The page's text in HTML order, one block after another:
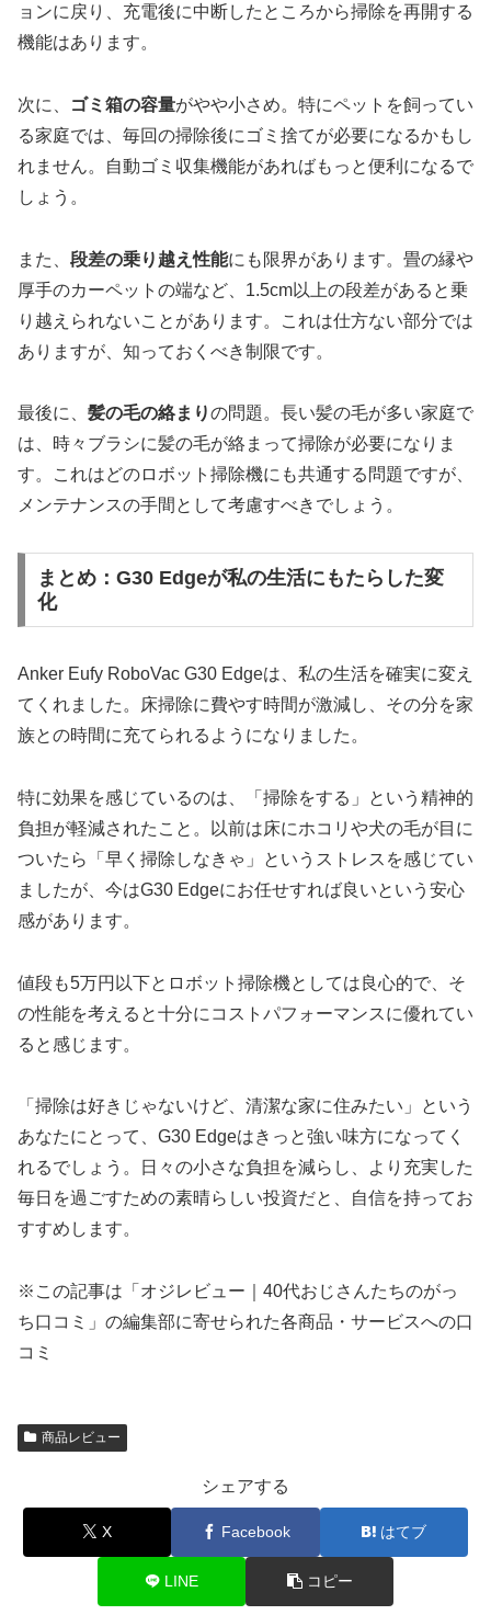
ョンに戻り、充電後に中断したところから掃除を再開する
機能はあります。
次に、 ゴミ箱の容量がやや小さめ。特にペットを飼ってい
る家庭では、毎回の掃除後にゴミ捨てが必要になるかもし
れません。自動ゴミ収集機能があればもっと便利になるで
しょう。
また、 段差の乗り越え性能にも限界があります。畳の縁や
厚手のカーペットの端など、1.5cm以上の段差があると乗
り越えられないことがあります。これは仕方ない部分では
ありますが、知っておくべき制限です。
最後に、 髪の毛の絡まりの問題。長い髪の毛が多い家庭で
は、時々ブラシに髪の毛が絡まって掃除が必要になりま
す。これはどのロボット掃除機にも共通する問題ですが、
メンテナンスの手間として考慮すべきでしょう。
まとめ：G30 Edgeが私の生活にもたらした変
化
Anker Eufy RoboVac G30 Edgeは、私の生活を確実に変え
てくれました。床掃除に費やす時間が激減し、その分を家
族との時間に充てられるようになりました。
特に効果を感じているのは、「掃除をする」という精神的
負担が軽減されたこと。以前は床にホコリや犬の毛が目に
ついたら「早く掃除しなきゃ」というストレスを感じてい
ましたが、今はG30 Edgeにお任せすれば良いという安心
感があります。
値段も5万円以下とロボット掃除機としては良心的で、そ
の性能を考えると十分にコストパフォーマンスに優れてい
ると感じます。
「掃除は好きじゃないけど、清潔な家に住みたい」という
あなたにとって、G30 Edgeはきっと強い味方になってく
れるでしょう。日々の小さな負担を減らし、より充実した
毎日を過ごすための素晴らしい投資だと、自信を持ってお
すすめします。
※この記事は「オジレビュー｜40代おじさんたちのがっ
ち口コミ」の編集部に寄せられた各商品・サービスへの口
コミ
商品レビュー
シェアする
X Facebook はてブ
LINE コピー